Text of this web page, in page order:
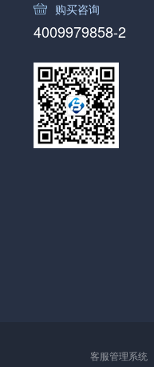
购买咨询
4009979858-2
客服管理系统